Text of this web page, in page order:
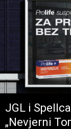
JGL i
„Nevjerni